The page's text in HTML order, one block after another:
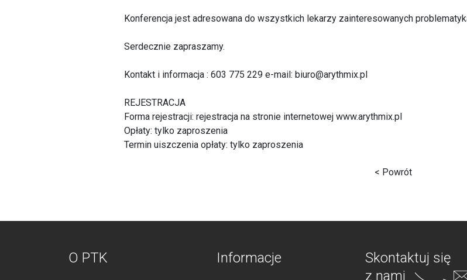
Konferencja jest adresowana do wszystkich lekarzy zainteresowanych
Serdecznie zapraszamy.
Kontakt i informacja : 603 775 229 e-mail: biuro@arythmix.pl
REJESTRACJA
Forma rejestracji: rejestracja na stronie internetowej www.arythmix.pl
Opłaty: tylko zaproszenia
Termin uiszczenia opłaty: tylko zaproszenia
< Powrót
O PTK Informacje
Skontaktuj się
z nami